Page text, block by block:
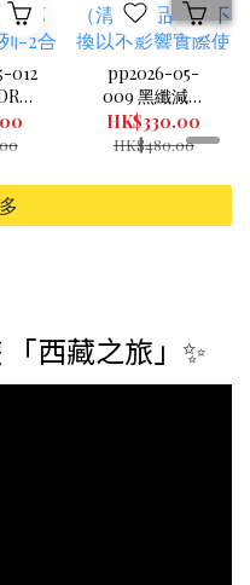
012
幻鑰
閃
庫
pp2026-05-
009 黑纖減腩
酵素 2.0 1盒90
粒 (EXP.2027-
不退不換以不影
HK$330.00
HK$480.00
「西藏之旅」✨